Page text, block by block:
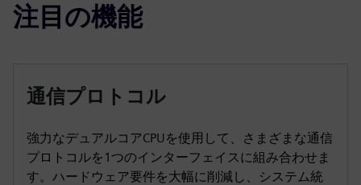
注目の機能
通信プロトコル
強力なデュアルコアCPUを使用して、さまざまな通信
プロトコルを1つのインターフェイスに組み合わせま
す。ハードウェア要件を大幅に削減し、システム統